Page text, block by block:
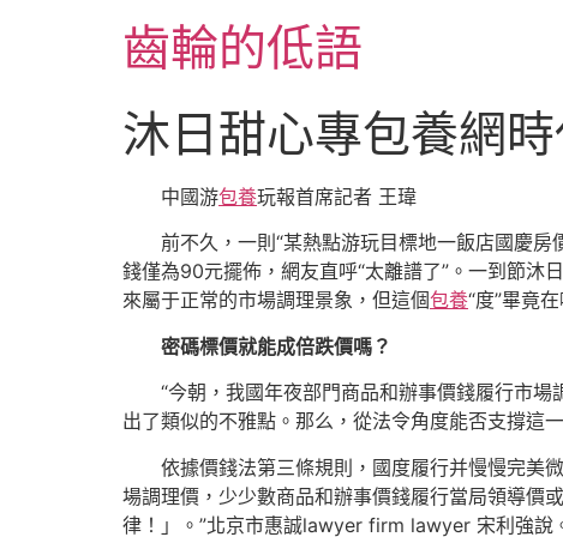
齒輪的低語
沐日甜心專包養網
中國游包養玩報首席記者 王瑋
前不久，一則“某熱點游玩目標地一飯店國慶
錢僅為90元擺佈，網友直呼“太離譜了”。一到節沐
來屬于正常的市場調理景象，但這個包養“度”畢竟
密碼標價就能成倍跌價嗎？
“今朝，我國年夜部門商品和辦事價錢履行市
出了類似的不雅點。那么，從法令角度能否支撐這
依據價錢法第三條規則，國度履行并慢慢完美
場調理價，少少數商品和辦事價錢履行當局領導價
律！」。”北京市惠誠lawyer firm lawyer 宋利強說